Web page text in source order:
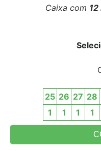
Caixa com 12
25 26 27 28
1
1 1 1